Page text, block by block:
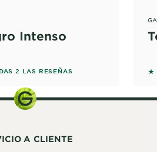
Intenso
on reviews
2 LAS RESEÑAS 5
A CLIENTE